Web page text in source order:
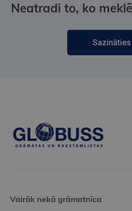
Neatradi to, ko
Sazināties
Vairāk nekā grāmatnīca